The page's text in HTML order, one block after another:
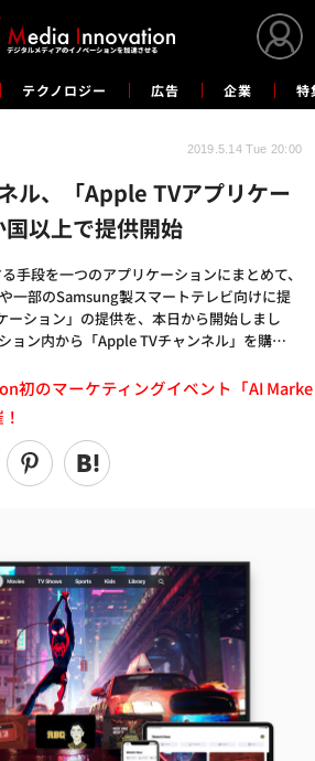
テクノロジー 広告 企業 特
ル、「Apple TVアプリケー
以上で提供開始
手段を一つのアプリケーションにまとめて、
一部のSamsung製スマートテレビ向けに提
ーション」の提供を、本日から開始しまし
ョン内から「Apple TVチャンネル」を購…
2019.5.14 Tue 20:00
初のマーケティングイベント「AI Marke